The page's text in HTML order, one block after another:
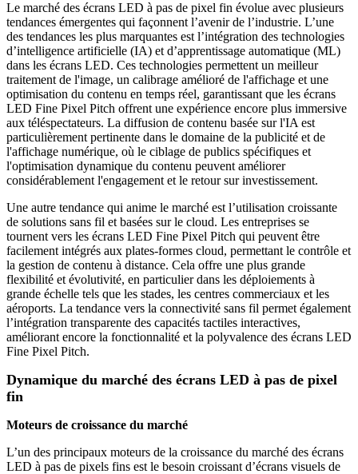
Le marché des écrans LED à pas de pixel fin évolue avec plusieurs
tendances émergentes qui façonnent l’avenir de l’industrie. L’une
des tendances les plus marquantes est l’intégration des technologies
d’intelligence artificielle (IA) et d’apprentissage automatique (ML)
dans les écrans LED. Ces technologies permettent un meilleur
traitement de l'image, un calibrage amélioré de l'affichage et une
optimisation du contenu en temps réel, garantissant que les écrans
LED Fine Pixel Pitch offrent une expérience encore plus immersive
aux téléspectateurs. La diffusion de contenu basée sur l'IA est
particulièrement pertinente dans le domaine de la publicité et de
l'affichage numérique, où le ciblage de publics spécifiques et
l'optimisation dynamique du contenu peuvent améliorer
considérablement l'engagement et le retour sur investissement.
Une autre tendance qui anime le marché est l’utilisation croissante
de solutions sans fil et basées sur le cloud. Les entreprises se
tournent vers les écrans LED Fine Pixel Pitch qui peuvent être
facilement intégrés aux plates-formes cloud, permettant le contrôle et
la gestion de contenu à distance. Cela offre une plus grande
flexibilité et évolutivité, en particulier dans les déploiements à
grande échelle tels que les stades, les centres commerciaux et les
aéroports. La tendance vers la connectivité sans fil permet également
l’intégration transparente des capacités tactiles interactives,
améliorant encore la fonctionnalité et la polyvalence des écrans LED
Fine Pixel Pitch.
Dynamique du marché des écrans LED à pas de pixel
fin
Moteurs de croissance du marché
L’un des principaux moteurs de la croissance du marché des écrans
LED à pas de pixels fins est le besoin croissant d’écrans visuels de